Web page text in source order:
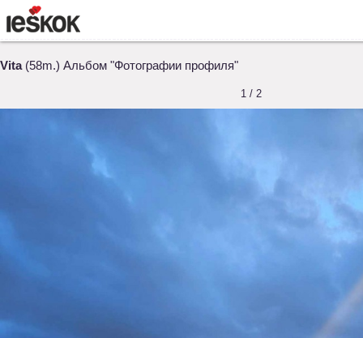
Vita(58m.) Альбом "Фотографии профиля"
1 / 2